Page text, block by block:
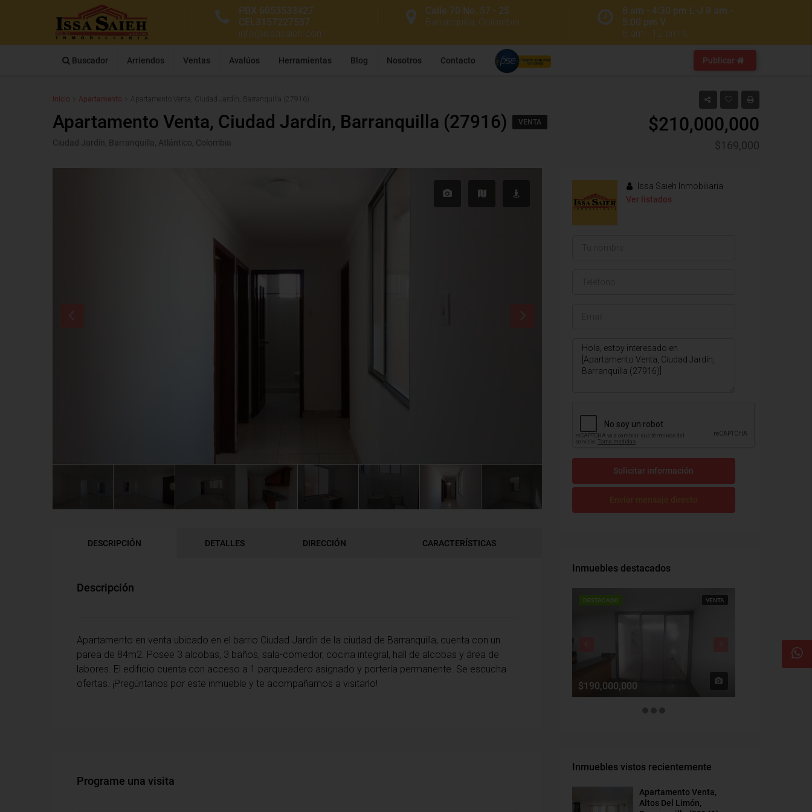
8 am - 4:30 pm L-J 8 am -
5:00 pm V
8 am - 12 pm S
Calle 70 No. 57 - 25
Barranquilla, Colombia
PBX 6053533427
CEL3157227537
info@issasaieh.com
Buscador Arriendos Ventas Avalúos Herramientas Blog Nosotros Contacto Publicar
Inicio Apartamento Apartamento Venta, Ciudad Jardín, Barranquilla (27916)
Apartamento Venta, Ciudad Jardín, Barranquilla (27916) VENTA
Ciudad Jardín, Barranquilla, Atlántico, Colombia
$210,000,000
$169,000
DESCRIPCIÓN DETALLES DIRECCIÓN CARACTERÍSTICAS
Descripción
Apartamento en venta ubicado en el barrio Ciudad Jardín de la ciudad de Barranquilla, cuenta con un
parea de 84m2. Posee 3 alcobas, 3 baños, sala-comedor, cocina integral, hall de alcobas y área de
labores. El edificio cuenta con acceso a 1 parqueadero asignado y portería permanente. Se escucha
ofertas. ¡Pregúntanos por este inmueble y te acompañamos a visitarlo!
Programe una visita
Issa Saieh Inmobiliaria
Ver listados
Solicitar información
Inmuebles destacados
DESTACADO VENTA
$190,000,000
Inmuebles vistos recientemente
Apartamento Venta,
Altos Del Limón,